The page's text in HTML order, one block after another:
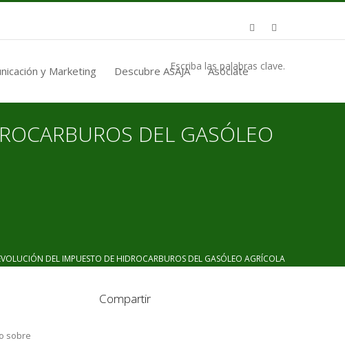
y Marketing Descubre ASAJA Asóciate
Escriba las palabras clave.
DEL GASÓLEO
DEL IMPUESTO DE HIDROCARBUROS DEL GASÓLEO AGRÍCOLA
sobre
Compartir